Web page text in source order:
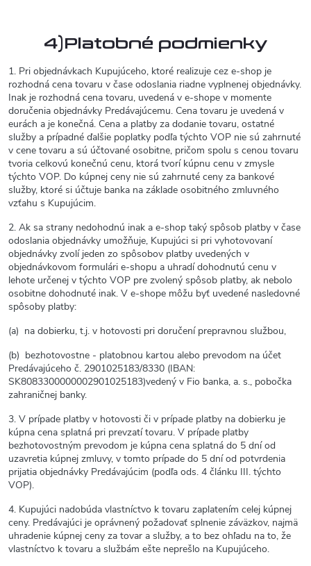
4)Platobné podmienky
1. Pri objednávkach Kupujúceho, ktoré realizuje cez e-shop je
rozhodná cena tovaru v čase odoslania riadne vyplnenej objednávky.
Inak je rozhodná cena tovaru, uvedená v e-shope v momente
doručenia objednávky Predávajúcemu. Cena tovaru je uvedená v
eurách a je konečná. Cena a platby za dodanie tovaru, ostatné
služby a prípadné ďalšie poplatky podľa týchto VOP nie sú zahrnuté
v cene tovaru a sú účtované osobitne, pričom spolu s cenou tovaru
tvoria celkovú konečnú cenu, ktorá tvorí kúpnu cenu v zmysle
týchto VOP. Do kúpnej ceny nie sú zahrnuté ceny za bankové
služby, ktoré si účtuje banka na základe osobitného zmluvného
vzťahu s Kupujúcim.
2. Ak sa strany nedohodnú inak a e-shop taký spôsob platby v čase
odoslania objednávky umožňuje, Kupujúci si pri vyhotovovaní
objednávky zvolí jeden zo spôsobov platby uvedených v
objednávkovom formulári e-shopu a uhradí dohodnutú cenu v
lehote určenej v týchto VOP pre zvolený spôsob platby, ak nebolo
osobitne dohodnuté inak. V e-shope môžu byť uvedené nasledovné
spôsoby platby:
(a) na dobierku, t.j. v hotovosti pri doručení prepravnou službou,
(b) bezhotovostne - platobnou kartou alebo prevodom na účet
Predávajúceho č. 2901025183/8330 (IBAN:
SK8083300000002901025183)vedený v Fio banka, a. s., pobočka
zahraničnej banky.
3. V prípade platby v hotovosti či v prípade platby na dobierku je
kúpna cena splatná pri prevzatí tovaru. V prípade platby
bezhotovostným prevodom je kúpna cena splatná do 5 dní od
uzavretia kúpnej zmluvy, v tomto prípade do 5 dní od potvrdenia
prijatia objednávky Predávajúcim (podľa ods. 4 článku III. týchto
VOP).
4. Kupujúci nadobúda vlastníctvo k tovaru zaplatením celej kúpnej
ceny. Predávajúci je oprávnený požadovať splnenie záväzkov, najmä
uhradenie kúpnej ceny za tovar a služby, a to bez ohľadu na to, že
vlastníctvo k tovaru a službám ešte neprešlo na Kupujúceho.